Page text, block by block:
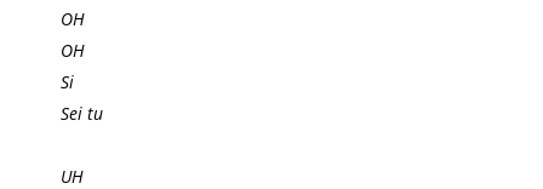
OH
OH
Si
Sei tu
UH